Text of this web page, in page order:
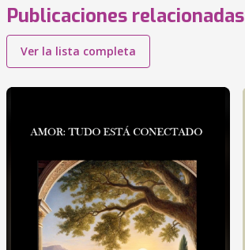
Publicaciones relacionadas
Ver la lista completa